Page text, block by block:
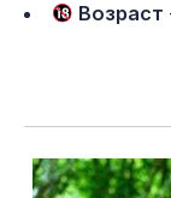
Возраст